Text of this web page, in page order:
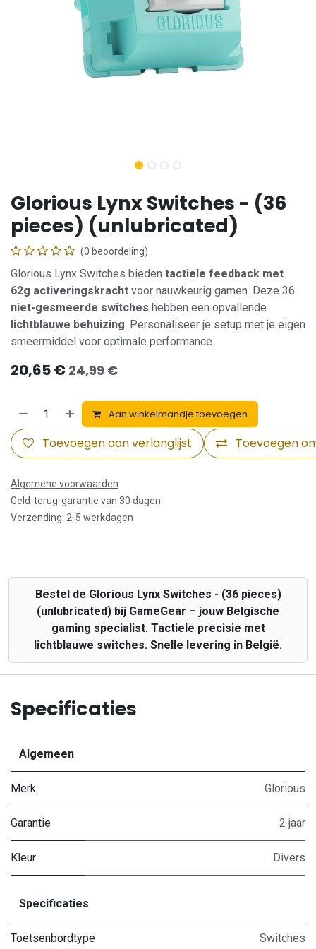
Glorious Lynx Switches - (36
pieces) (unlubricated)
(0 beoordeling)
Glorious Lynx Switches bieden tactiele feedback met
62g activeringskracht voor nauwkeurig gamen. Deze 36
niet-gesmeerde switches hebben een opvallende
lichtblauwe behuizing. Personaliseer je setup met je eigen
smeermiddel voor optimale performance.
20,65€ 24,99€
Aan winkelmandje toevoegen
Toevoegen
Toevoegen aan verlanglijst
Algemene voorwaarden
Geld-terug-garantie van 30 dagen
Verzending: 2-5 werkdagen
Bestel de Glorious Lynx Switches - (36 pieces)
(unlubricated) bij GameGear – jouw Belgische
gaming specialist. Tactiele precisie met
lichtblauwe switches. Snelle levering in België.
Specificaties
Algemeen
Merk Glorious
Garantie 2 jaar
Kleur Divers
Specificaties
Toetsenbordtype Switches